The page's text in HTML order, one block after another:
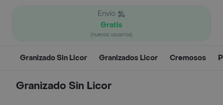
Envío
Gratis
(nuevos usuarios)
Granizado Sin Licor Granizados Licor Cremosos
Granizado Sin Licor